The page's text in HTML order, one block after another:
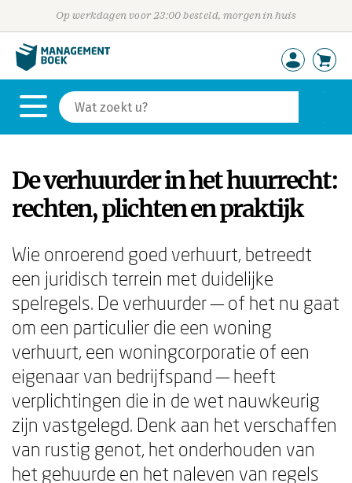
Op werkdagen voor 23:00 besteld, morgen in huis
De verhuurder in het huurrecht:
rechten, plichten en praktijk
Wie onroerend goed verhuurt, betreedt
een juridisch terrein met duidelijke
spelregels. De verhuurder — of het nu gaat
om een particulier die een woning
verhuurt, een woningcorporatie of een
eigenaar van bedrijfspand — heeft
verplichtingen die in de wet nauwkeurig
zijn vastgelegd. Denk aan het verschaffen
van rustig genot, het onderhouden van
het gehuurde en het naleven van regels